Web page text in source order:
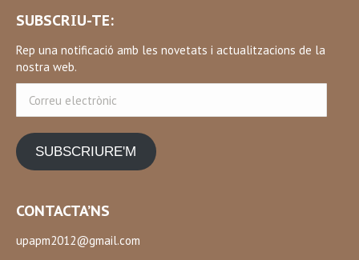
SUBSCRIU-TE:
Rep una notificació amb les novetats i actualitzacions de la
nostra web.
electrònic
SUBSCRIURE'M
CONTACTA’NS
upapm2012@gmail.com